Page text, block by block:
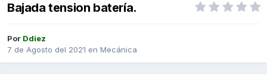
Bajada tension batería.
Por Ddiez
7 de Agosto del 2021 en Mecánica